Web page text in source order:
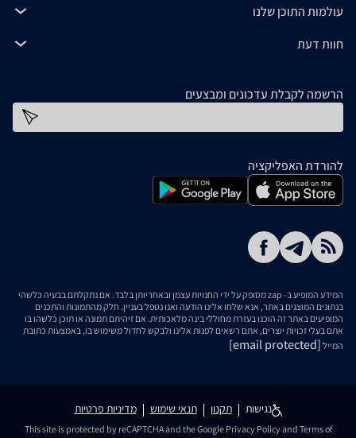
עולמות התוכן שלנו
חוות דעת
הרשמה לקבלת עדכונים ומבצעים
להורדת האפליקציה
המידע המופיע ב- zap מסופק על ידי החנויות עצמן ובאחריותן בלבד. אם נתקלתם בבעיה כלשהי
בנתונים המוצגים באתר, אנא שלחו אלינו הודעה ואנו נטפל בעניין. חלק מהתמונות והתכנים
המופיעים באתר זה הוכנו בעזרת מחוללי בינה מלאכותית. אם זיהיתם תמונה או תוכן כלשהו בו
אתם בעלי זכויות יוצרים, אתם רשאים לפנות אלינו ולבקש לחדול משימוש בו, באמצעות כתובת
המייל [email protected]
נגישות תקנון תנאי שימוש מדיניות פרטיות
This site is protected by reCAPTCHA and the Google Privacy Policyand Terms of